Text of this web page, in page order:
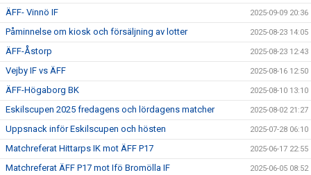
ÄFF- Vinnö IF 2025-09-09 20:36
Påminnelse om kiosk och försäljning av lotter 2025-08-23 14:05
ÄFF-Åstorp 2025-08-23 12:43
Vejby IF vs ÄFF 2025-08-16 12:50
ÄFF-Högaborg BK 2025-08-10 13:10
Eskilscupen 2025 fredagens och lördagens matcher 2025-08-02 21:27
Uppsnack inför Eskilscupen och hösten 2025-07-28 06:10
Matchreferat Hittarps IK mot ÄFF P17 2025-06-17 22:55
Matchreferat ÄFF P17 mot Ifö Bromölla IF 2025-06-05 08:52